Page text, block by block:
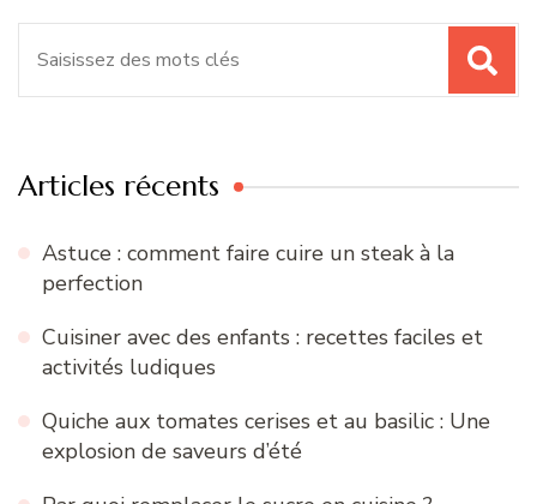
Articles récents
Astuce : comment faire cuire un steak à la
perfection
Cuisiner avec des enfants : recettes faciles et
activités ludiques
Quiche aux tomates cerises et au basilic : Une
explosion de saveurs d’été